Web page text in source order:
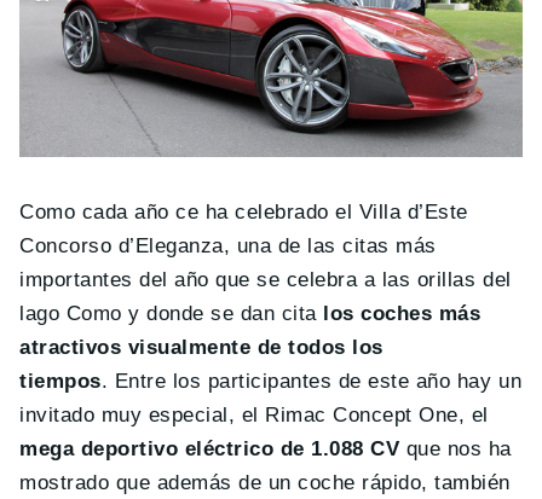
Como cada año ce ha celebrado el Villa d’Este
Concorso d’Eleganza, una de las citas más
importantes del año que se celebra a las orillas del
lago Como y donde se dan citalos coches más
atractivos visualmente de todos los
tiempos. Entre los participantes de este año hay un
invitado muy especial, el Rimac Concept One, el
mega deportivo eléctrico de 1.088 CV que nos ha
mostrado que además de un coche rápido, también